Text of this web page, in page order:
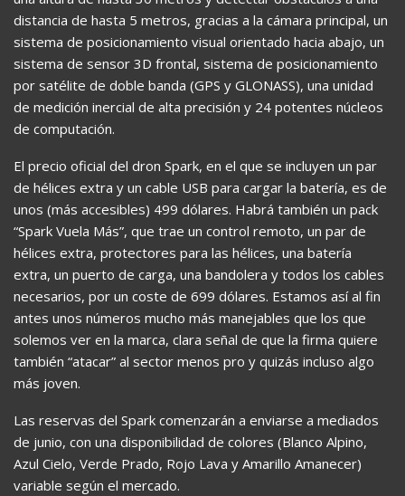
distancia de hasta 5 metros, gracias a la cámara principal, un
sistema de posicionamiento visual orientado hacia abajo, un
sistema de sensor 3D frontal, sistema de posicionamiento
por satélite de doble banda (GPS y GLONASS), una unidad
de medición inercial de alta precisión y 24 potentes núcleos
de computación.
El precio oficial del dron Spark, en el que se incluyen un par
de hélices extra y un cable USB para cargar la batería, es de
unos (más accesibles) 499 dólares. Habrá también un pack
“Spark Vuela Más”, que trae un control remoto, un par de
hélices extra, protectores para las hélices, una batería
extra, un puerto de carga, una bandolera y todos los cables
necesarios, por un coste de 699 dólares. Estamos así al fin
antes unos números mucho más manejables que los que
solemos ver en la marca, clara señal de que la firma quiere
también “atacar” al sector menos pro y quizás incluso algo
más joven.
Las reservas del Spark comenzarán a enviarse a mediados
de junio, con una disponibilidad de colores (Blanco Alpino,
Azul Cielo, Verde Prado, Rojo Lava y Amarillo Amanecer)
variable según el mercado.